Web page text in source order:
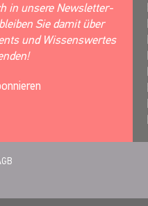
in unsere Newsletter-
Sie damit über
und Wissenswertes